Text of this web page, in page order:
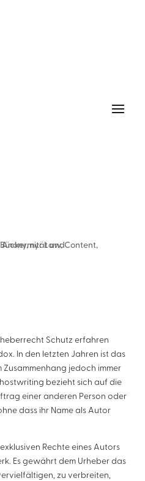
Schutz erfahren
In den letzten Jahren ist das
Zusammenhang jedoch immer
bezieht sich auf die
einer anderen Person oder
dass ihr Name als Autor
Rechte eines Autors
Es gewährt dem Urheber das
zu verbreiten,